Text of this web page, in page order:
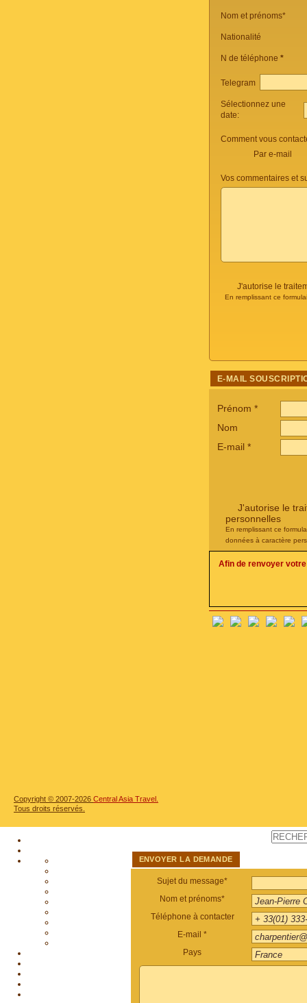
Nom et prénoms*
Nationalité
N de téléphone *
Telegram
Sélectionnez une
date:
Comment vous
Par e-mail
Vos commentaires et
J'autorise le
En remplissant ce
E-MAIL
Prénom *
Nom
E-mail *
J'autorise le
personnelles
En remplissant ce
données à caractère
Afin de renvoyer
Copyright © 2007-2026 Central Asia Travel.
Tous droits réservés.
ENVOYER LA DEMANDE
Sujet du message*
Nom et prénoms*
Téléphone à contacter
E-mail *
Pays